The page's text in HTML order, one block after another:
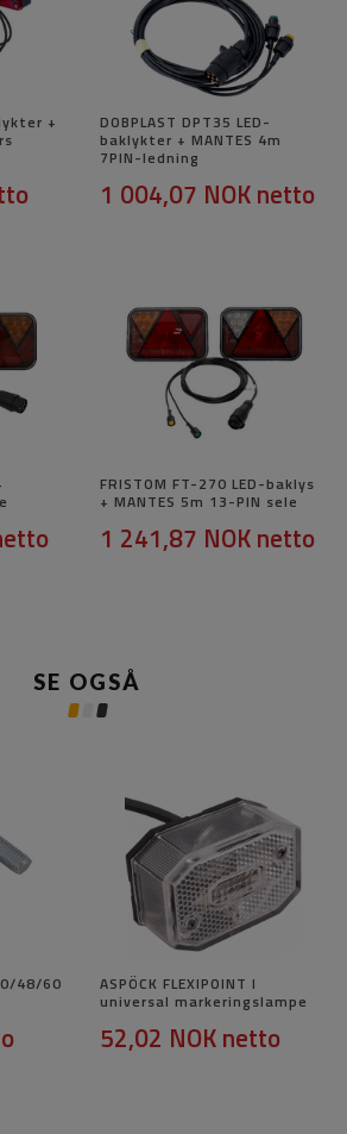
+ DOBPLAST DPT35 LED-
baklykter + MANTES 4m
7PIN-ledning
1 004,07 NOKnetto
FRISTOM FT-270 LED-baklys
+ MANTES 5m 13-PIN sele
1 241,87 NOKnetto
SE OGSÅ
48/60 ASPÖCK FLEXIPOINT I
universal markeringslampe
52,02 NOKnetto